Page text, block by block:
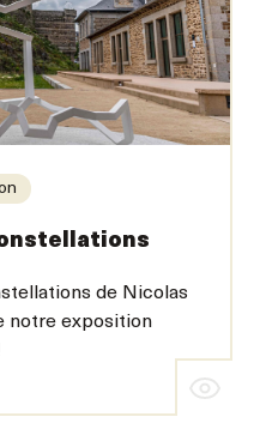
de Nicolas
notre exposition